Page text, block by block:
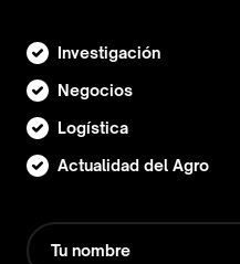
Investigación
Negocios
Logística
Actualidad del Agro